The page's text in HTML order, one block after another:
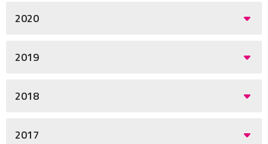
2020
2019
2018
2017